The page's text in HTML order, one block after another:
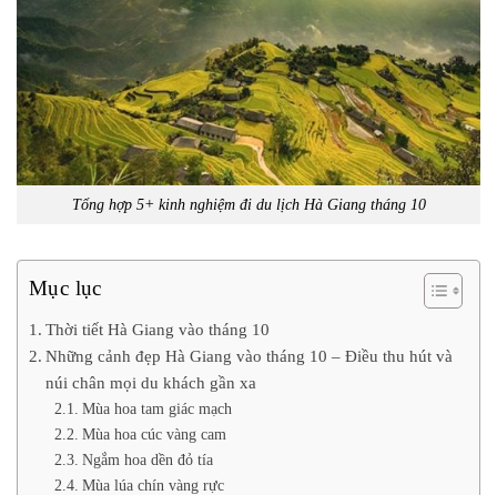
Tổng hợp 5+ kinh nghiệm đi du lịch Hà Giang tháng 10
Mục lục
Thời tiết Hà Giang vào tháng 10
Những cảnh đẹp Hà Giang vào tháng 10 – Điều thu hút và
núi chân mọi du khách gần xa
Mùa hoa tam giác mạch
Mùa hoa cúc vàng cam
Ngắm hoa dền đỏ tía
Mùa lúa chín vàng rực